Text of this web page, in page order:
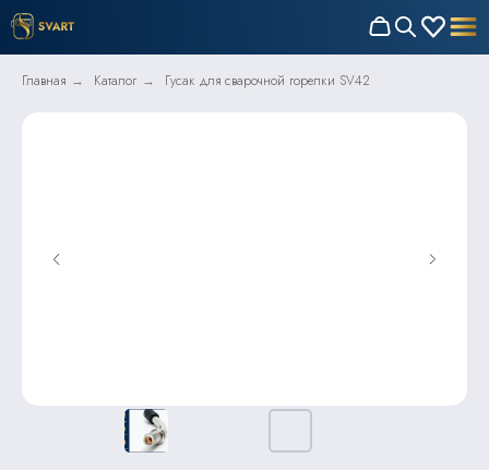
Главная → Каталог → Гусак для сварочной горелки SV42